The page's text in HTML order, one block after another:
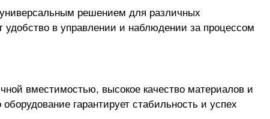
универсальным решением для различных
удобство в управлении и наблюдении за процессом
вместимостью, высокое качество материалов и
гарантирует стабильность и успех